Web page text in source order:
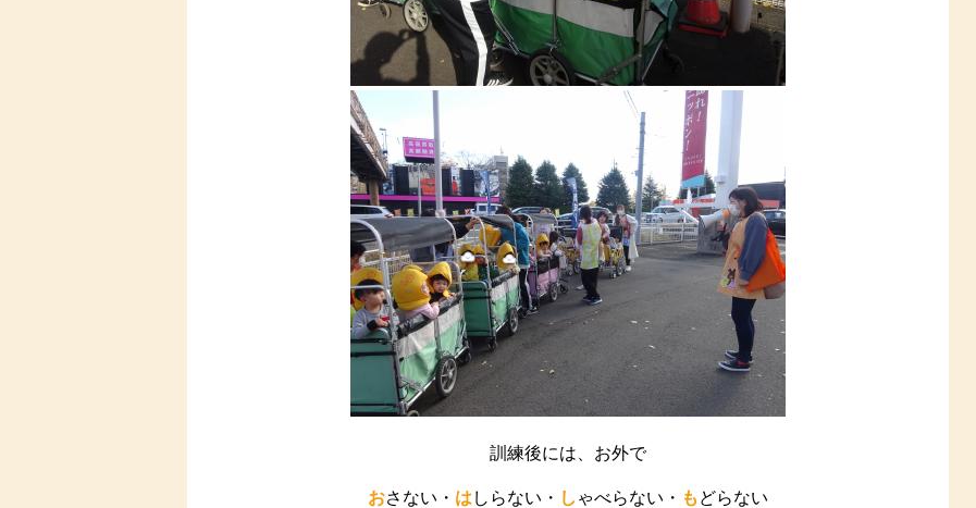
訓練後には、お外で
おさない・ は しらない・ し ゃべらない・ も どらない